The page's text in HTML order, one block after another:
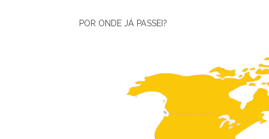
POR ONDE JÁ PASSEI?